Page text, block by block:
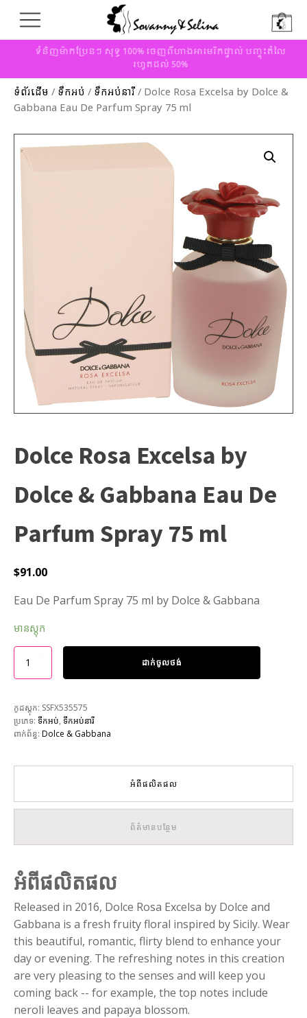
ទំនិញម៉ាកប្រែនៗ សុទ្ធ 100% ចេញពីហាងអាមេរិកផ្ទាល់ បញ្ចុះតំលៃ
រហូតដល់ 50%
ទំព័រដើម / ទឹកអប់ / ទឹកអប់នារី/ Dolce Rosa Excelsa by Dolce &
Gabbana Eau De Parfum Spray 75 ml
Dolce Rosa Excelsa by
Dolce & Gabbana Eau De
Parfum Spray 75 ml
$91.00
Eau De Parfum Spray 75 ml by Dolce & Gabbana
មានស្តុក
ដាក់ចូលថង់
កូដស្តុក: SSFX535575
ប្រភេទ: ទឹកអប់, ទឹកអប់នារី
ពាក់ព័ន្ធ: Dolce & Gabbana
អំពីផលិតផល
ព័ត៌មានបន្ថែម
អំពីផលិតផល
Released in 2016, Dolce Rosa Excelsa by Dolce and
Gabbana is a fresh fruity floral inspired by Sicily. Wear
this beautiful, romantic, flirty blend to enhance your
day or evening. The refreshing notes in this creation
are very pleasing to the senses and will keep you
coming back -- for example, the top notes include
neroli leaves and papaya blossom.